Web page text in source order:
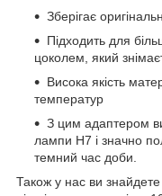
Зберігає
Підходить для
цоколем, який
Висока якість
температур
З цим адаптером
лампи H7 і значно
темний час доби.
Також у нас ви знайдете